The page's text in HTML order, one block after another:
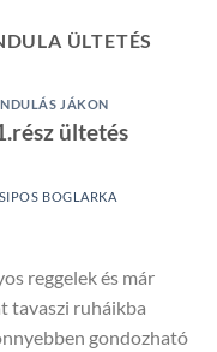
ÜLTETÉS
JÁKON
ültetés
SIPOS BOGLARKA
reggelek és már
tavaszi ruháikba
gondozható